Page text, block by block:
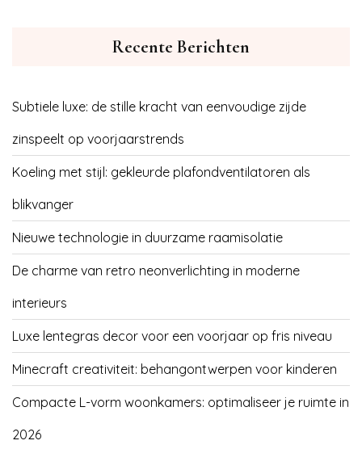
Recente Berichten
Subtiele luxe: de stille kracht van eenvoudige zijde
zinspeelt op voorjaarstrends
Koeling met stijl: gekleurde plafondventilatoren als
blikvanger
Nieuwe technologie in duurzame raamisolatie
De charme van retro neonverlichting in moderne
interieurs
Luxe lentegras decor voor een voorjaar op fris niveau
Minecraft creativiteit: behangontwerpen voor kinderen
Compacte L-vorm woonkamers: optimaliseer je ruimte in
2026